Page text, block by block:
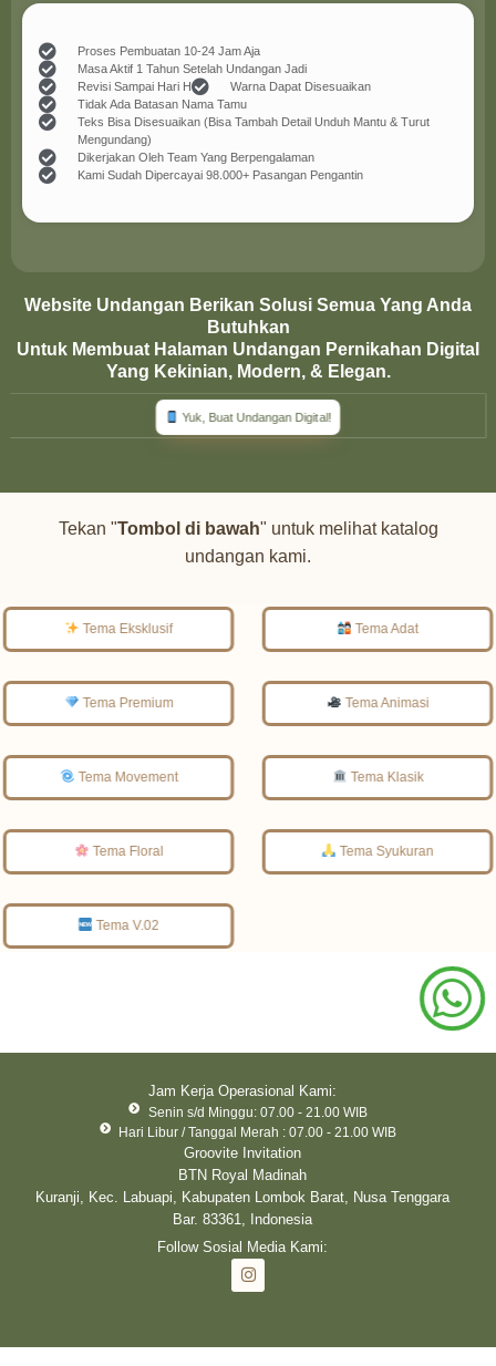
Proses Pembuatan 10-24 Jam Aja
Masa Aktif 1 Tahun Setelah Undangan Jadi
Revisi Sampai Hari H
Warna Dapat Disesuaikan
Tidak Ada Batasan Nama Tamu
Teks Bisa Disesuaikan (Bisa Tambah Detail Unduh Mantu & Turut
Mengundang)
Dikerjakan Oleh Team Yang Berpengalaman
Kami Sudah Dipercayai 98.000+ Pasangan Pengantin
Website Undangan Berikan Solusi Semua Yang Anda
Butuhkan
Untuk Membuat Halaman Undangan Pernikahan Digital
Yang Kekinian, Modern, & Elegan.
Yuk, Buat Undangan Digital!
Tekan "Tombol di bawah" untuk melihat katalog
undangan kami.
Tema Eksklusif Tema Adat
Tema Premium Tema Animasi
Tema Movement Tema Klasik
Tema Floral Tema Syukuran
Tema V.02
Jam Kerja Operasional Kami:
Senin s/d Minggu: 07.00 - 21.00 WIB
Hari Libur / Tanggal Merah : 07.00 - 21.00 WIB
Groovite Invitation
BTN Royal Madinah
Kuranji, Kec. Labuapi, Kabupaten Lombok Barat, Nusa Tenggara
Bar. 83361, Indonesia
Follow Sosial Media Kami: